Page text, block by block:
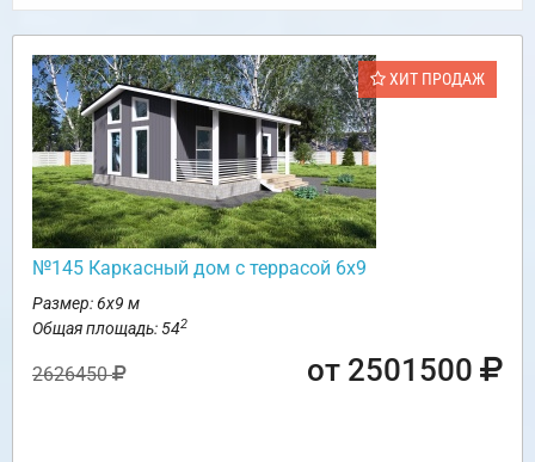
ХИТ ПРОДАЖ
№145 Каркасный дом с террасой 6х9
Размер: 6х9 м
Общая площадь: 542
2626450 от 2501500